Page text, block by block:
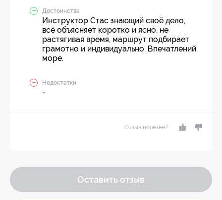
Достоинства
Инструктор Стас знающий своё дело,
всё объясняет коротко и ясно, не
растягивая время, маршрут подбирает
грамотно и индивидуально. Впечатлений
море.
Недостатки
-
Отзыв полезен?
Оставить отзыв